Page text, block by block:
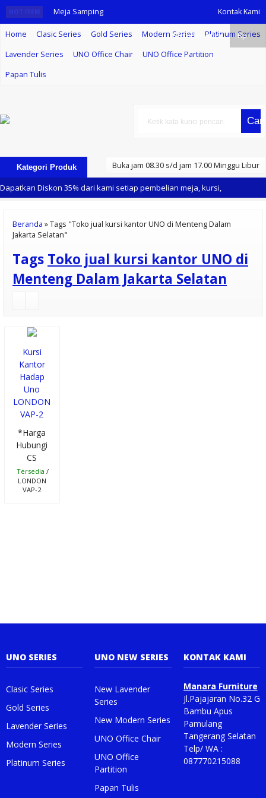
HOT ITEM Meja Samping
Uno UOD 7061
Meja Komputer
Filling Cabinet
Distributor
Kontak Kami
Member Area Rp
Home Clasic Series Gold Series Modern Series
Platinum Series
Lavender Series
UNO Office Chair
UNO Office Partition
Papan Tulis
Cari
Kategori Produk Buka jam 08.30 s/d jam 17.00 Minggu Libur
Dapatkan Diskon 35% dari kami setiap pembelian meja, kursi,
Beranda »Tags "Toko jual kursi kantor UNO di Menteng Dalam
Jakarta Selatan"
Tags Toko jual kursi kantor UNO di
Menteng Dalam Jakarta Selatan
Kursi
Kantor
Hadap
Uno
LONDON
VAP-2
*Harga
Hubungi
CS
Tersedia /
LONDON
VAP-2
UNO SERIES
Clasic Series
Gold Series
Lavender Series
Modern Series
Platinum Series
UNO NEW SERIES
New Lavender
Series
New Modern Series
UNO Office Chair
UNO Office
Partition
Papan Tulis
KONTAK KAMI
Manara Furniture
Jl.Pajajaran No.32 G
Bambu Apus
Pamulang
Tangerang Selatan
Telp/ WA :
087770215088